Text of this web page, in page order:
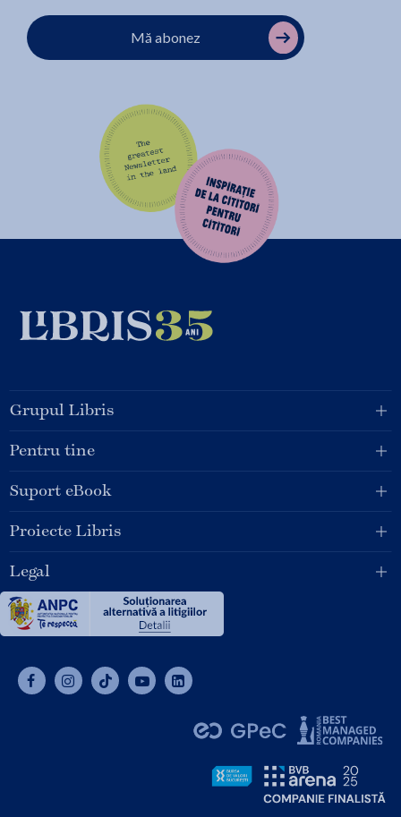
Mă abonez
Grupul Libris
Pentru tine
Suport eBook
Proiecte Libris
Legal